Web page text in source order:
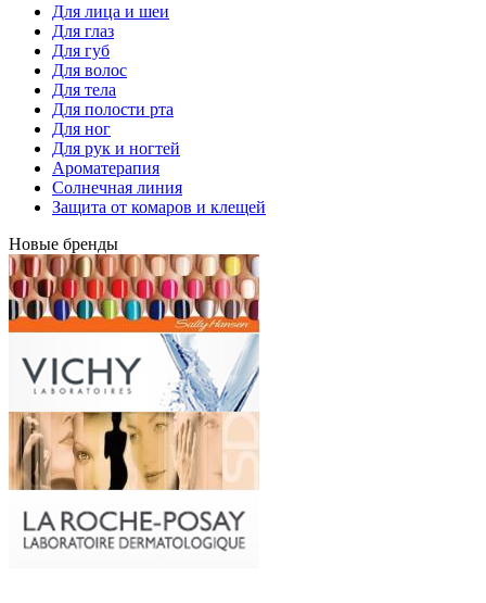
Для лица и шеи
Для глаз
Для губ
Для волос
Для тела
Для полости рта
Для ног
Для рук и ногтей
Ароматерапия
Солнечная линия
Защита от комаров и клещей
Новые бренды